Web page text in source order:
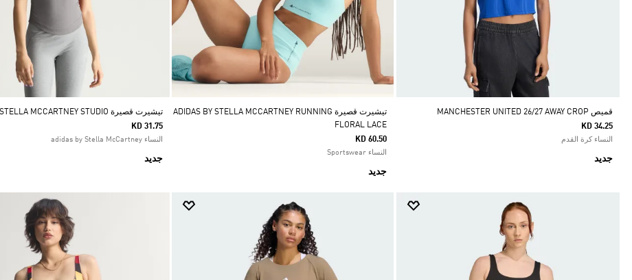
قميص MANCHESTER UNITED 26/27 AWAY CROP
KD 34.25
النساء كرة القدم
جديد
تيشيرت قصيرة ADIDAS BY STELLA MCCARTNEY RUNNING
FLORAL LACE
KD 60.50
النساء Sportswear
جديد
تيشيرت قصيرة ADIDAS BY STELLA MCCARTNEY STUDIO
KD 31.75
النساء adidas by Stella McCartney
جديد